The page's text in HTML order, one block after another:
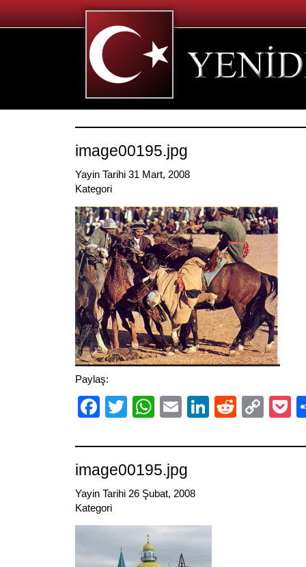
image00195.jpg
Yayin Tarihi 31 Mart, 2008
Kategori
Paylaş:
Facebook
TwitterWhatsApp
EmailLinkedIn
Reddit
image00195.jpg
Yayin Tarihi 26 Şubat, 2008
Kategori